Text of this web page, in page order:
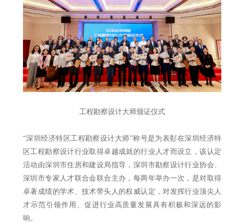
工程勘察设计大师颁证仪式
“深圳经济特区工程勘察设计大师”称号是为表彰在深圳经济特
区工程勘察设计行业取得卓越成就的行业人才而设立，该认定
活动由深圳市住房和建设局指导，深圳市勘察设计行业协会、
深圳市专家人才联合会联合主办，每两年举办一次，是对取得
卓著成绩的学术、技术带头人的权威认定，对发挥行业顶尖人
才示范引领作用、促进行业高质量发展具有积极和深远的影
响。